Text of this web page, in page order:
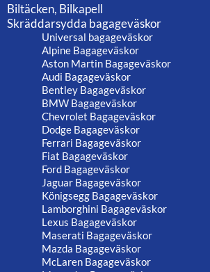
Biltäcken, Bilkapell
Skräddarsydda bagageväskor
Universal bagageväskor
Alpine Bagageväskor
Aston Martin Bagageväskor
Audi Bagageväskor
Bentley Bagageväskor
BMW Bagageväskor
Chevrolet Bagageväskor
Dodge Bagageväskor
Ferrari Bagageväskor
Fiat Bagageväskor
Ford Bagageväskor
Jaguar Bagageväskor
Königsegg Bagageväskor
Lamborghini Bagageväskor
Lexus Bagageväskor
Maserati Bagageväskor
Mazda Bagageväskor
McLaren Bagageväskor